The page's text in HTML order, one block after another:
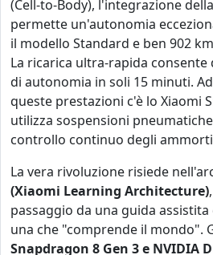
(Cell-to-Body), l'integrazione
permette un'autonomia
il modello Standard e ben 902
La ricarica ultra-rapida consente
di autonomia in soli 15 minuti.
queste prestazioni c'è lo Xiaomi
utilizza sospensioni
controllo continuo degli
La vera rivoluzione risiede
(Xiaomi Learning Architecture)
passaggio da una guida
una che "comprende il mondo".
Snapdragon 8 Gen 3 e NVIDIA